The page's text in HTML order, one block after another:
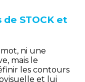
STOCK et
mot, ni une
mais le
les contours
et lui